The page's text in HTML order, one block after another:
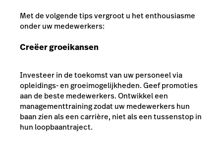
Met de volgende tips vergroot u het enthousiasme
onder uw medewerkers:
Creëer groeikansen
Investeer in de toekomst van uw personeel via
opleidings- en groeimogelijkheden. Geef promoties
aan de beste medewerkers. Ontwikkel een
managementtraining zodat uw medewerkers hun
baan zien als een carrière, niet als een tussenstop in
hun loopbaantraject.